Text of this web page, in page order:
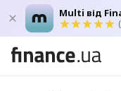
Multi від